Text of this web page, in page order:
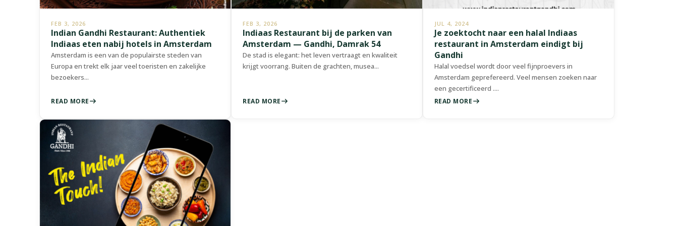
FEB 3, 2026
Indian Gandhi Restaurant: Authentiek
Indiaas eten nabij hotels in Amsterdam
Amsterdam is een van de populairste steden van
Europa en trekt elk jaar veel toeristen en zakelijke
bezoekers...
READ MORE
FEB 3, 2026
Indiaas Restaurant bij de parken van
Amsterdam — Gandhi, Damrak 54
De stad is elegant: het leven vertraagt en kwaliteit
krijgt voorrang. Buiten de grachten, musea...
READ MORE
JUL 4, 2024
Je zoektocht naar een halal Indiaas
restaurant in Amsterdam eindigt bij
Gandhi
Halal voedsel wordt door veel fijnproevers in
Amsterdam geprefereerd. Veel mensen zoeken naar
een gecertificeerd ....
READ MORE